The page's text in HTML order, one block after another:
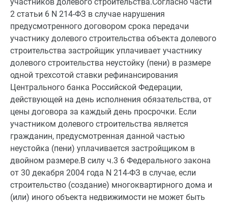
участников долевого строительства.Согласно части
2 статьи 6 N 214-ФЗ в случае нарушения
предусмотренного договором срока передачи
участнику долевого строительства объекта долевого
строительства застройщик уплачивает участнику
долевого строительства неустойку (пени) в размере
одной трехсотой ставки рефинансирования
Центрального банка Российской Федерации,
действующей на день исполнения обязательства, от
цены договора за каждый день просрочки. Если
участником долевого строительства является
гражданин, предусмотренная данной частью
неустойка (пени) уплачивается застройщиком в
двойном размере.В силу ч.3 6 Федерального закона
от 30 декабря 2004 года N 214-ФЗ в случае, если
строительство (создание) многоквартирного дома и
(или) иного объекта недвижимости не может быть